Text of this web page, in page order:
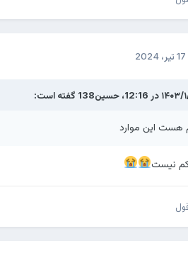
17 تیر، 2024
حسین138 گفته است:
هست این موارد
کم نیست